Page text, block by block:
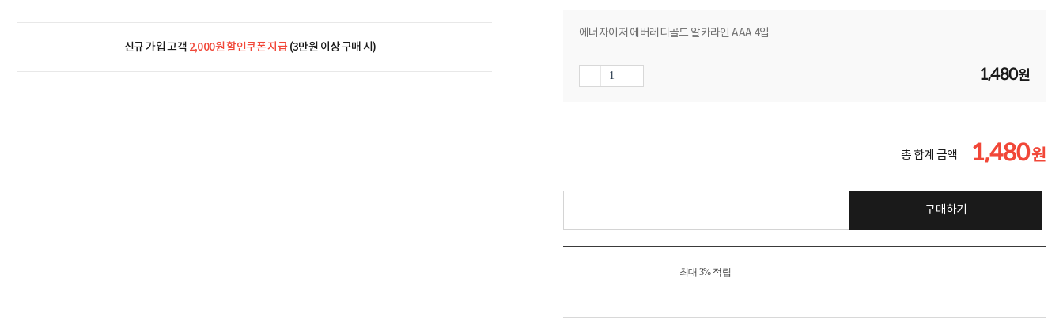
신규 가입 고객 2,000원 할인쿠폰 지급(3만원 이상 구매 시)
에너자이저 에버레디골드 알카라인 AAA 4입
1,480원
총 합계 금액 1,480원
구매하기
최대 3% 적립